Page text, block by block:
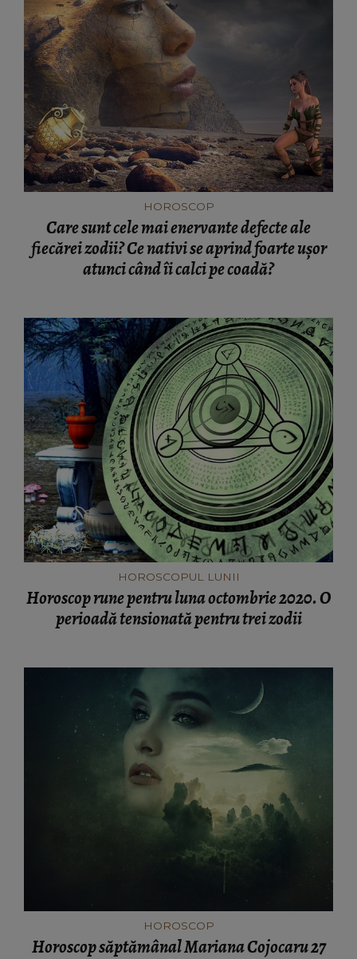
HOROSCOP
Care sunt cele mai enervante defecte ale
fiecărei zodii? Ce nativi se aprind foarte ușor
atunci când îi calci pe coadă?
HOROSCOPUL LUNII
Horoscop rune pentru luna octombrie 2020. O
perioadă tensionată pentru trei zodii
HOROSCOP
Horoscop săptămânal Mariana Cojocaru 27